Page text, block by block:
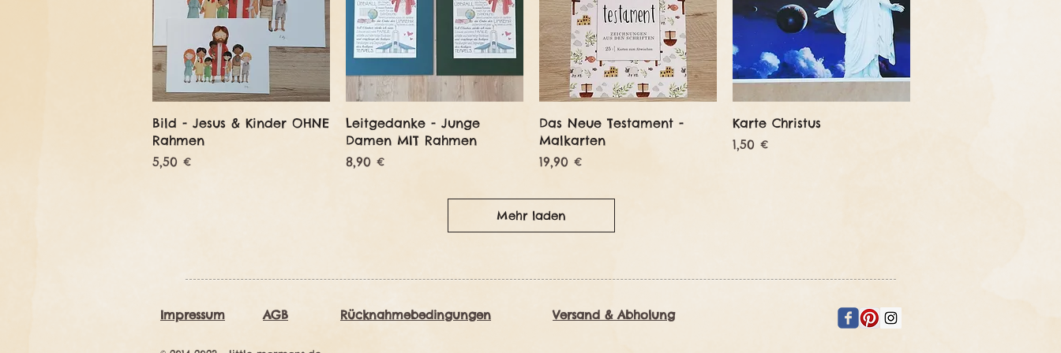
Schnellansicht
Bild - Jesus & Kinder OHNE
Rahmen
Preis
5,50 €
Schnellansicht
Leitgedanke - Junge
Damen MIT Rahmen
Preis
8,90 €
Schnellansicht
Das Neue Testament -
Malkarten
Preis
19,90 €
Schnellansicht
Karte Christus
Preis
1,50 €
Mehr laden
Impressum AGB Rücknahmebedingungen Versand & Abholung